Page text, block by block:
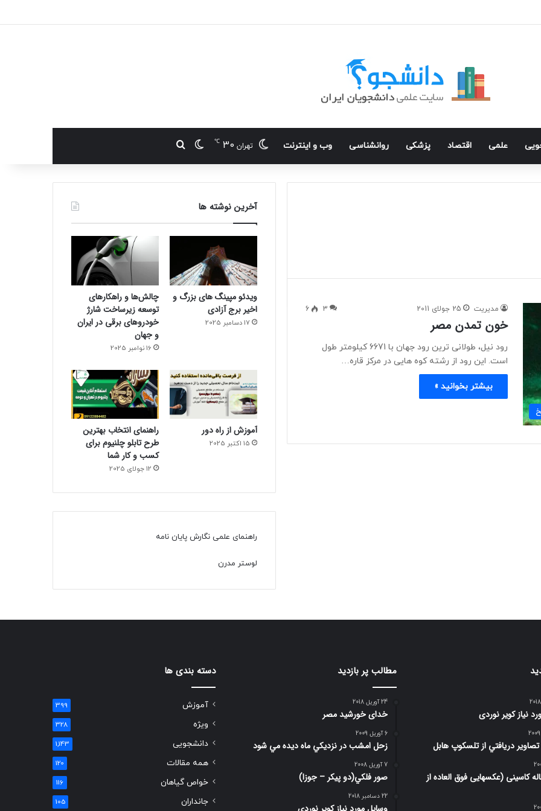
علمی اقتصاد پزشکی روانشناسی وب و اینترنت تهران 30
℃ تغییر پوسته
جستجو برای
مدیریت 25 جولای 2011 3
6
خون تمدن مصر
رود نیل، طولانی ترین رود جهان با 6671 کیلومتر طول
است. این رود از رشته کوه هایی در مرکز قاره…
بیشتر بخوانید »
آخرین نوشته ها
ویدئو مپینگ های بزرگ و
اخیر برج آزادی
17 دسامبر 2025
چالش‌ها و راهکارهای
توسعه زیرساخت شارژ
خودروهای برقی در ایران
و جهان
16 نوامبر 2025
آموزش از راه دور
15 اکتبر 2025
راهنمای انتخاب بهترین
طرح تابلو چلنیوم برای
کسب و کار شما
12 جولای 2025
راهنمای علمی نگارش پایان نامه
لوستر مدرن
نیاز کویر نوردی
تصاوير دريافتي از تلسكوپ هابل
4 ساله کاسینی (عکسهایی فوق العاده از
مطالب پر بازدید
24 آوریل 2018
خدای خورشید مصر
6 آوریل 2009
زحل امشب در نزديكي ماه ديده مي شود
7 آوریل 2008
صور فلكي(دو پیکر – جوزا)
22 دسامبر 2018
دسته بندی ها
آموزش 399
ویژه 328
دانشجویی 1,143
همه مقالات 120
خواص گیاهان 116
جانداران 105